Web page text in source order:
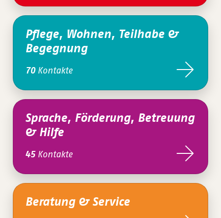
Pflege, Wohnen, Teilhabe &
Begegnung
70 Kontakte
Sprache, Förderung, Betreuung
& Hilfe
45 Kontakte
Beratung & Service